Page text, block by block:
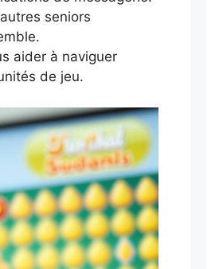
seniors
aider à naviguer
de jeu.